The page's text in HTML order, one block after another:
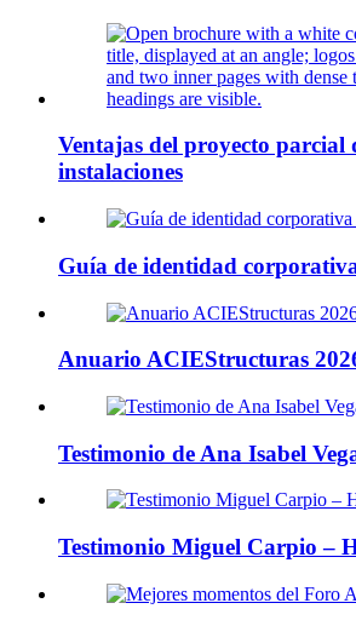
Ventajas del proyecto parcial
instalaciones
Guía de identidad
Anuario ACIEStructuras
Testimonio de Ana Isabel
Testimonio Miguel Carpio –